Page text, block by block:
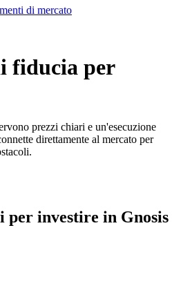
di mercato
fiducia per
prezzi chiari e un'esecuzione
direttamente al mercato per
per investire in Gnosis